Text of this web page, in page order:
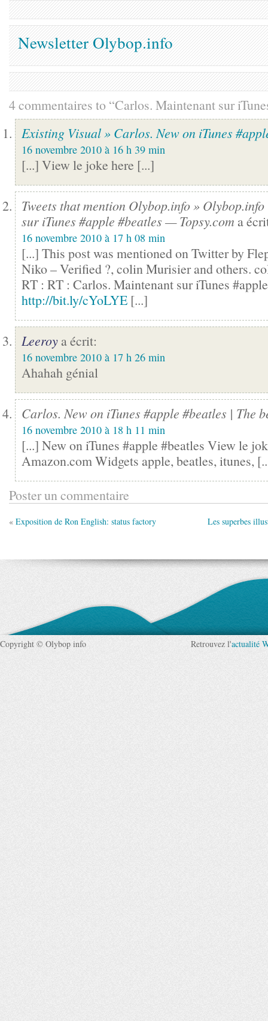
Newsletter Olybop.info
4 commentaires to “Carlos. Maintenant sur
Existing Visual » Carlos. New on iTunes
16 novembre 2010 à 16 h 39 min
[...] View le joke here [...]
Tweets that mention Olybop.info »
sur iTunes #apple #beatles — Topsy.com a
16 novembre 2010 à 17 h 08 min
[...] This post was mentioned on Twitter by
Niko – Verified ?, colin Murisier and others.
RT : RT : Carlos. Maintenant sur iTunes
http://bit.ly/cYoLYE [...]
Leeroy a écrit:
16 novembre 2010 à 17 h 26 min
Ahahah génial
Carlos. New on iTunes #apple #beatles | The
16 novembre 2010 à 18 h 11 min
[...] New on iTunes #apple #beatles View le
Amazon.com Widgets apple, beatles, itunes,
Poster un commentaire
« Exposition de Ron English: status factory Les superbes
Copyright © Olybop info Retrouvez l'actualité